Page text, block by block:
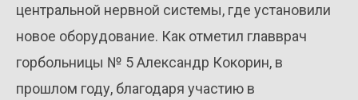
центральной нервной системы, где установили
новое оборудование. Как отметил главврач
горбольницы № 5 Александр Кокорин, в
прошлом году, благодаря участию в